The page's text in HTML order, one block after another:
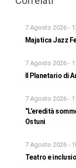
7 Agosto 2026 -
Majatica Jazz
7 Agosto 2026 -
Il Planetario di
7 Agosto 2026 -
“L’eredità
Ostuni
7 Agosto 2026 -
Teatro e